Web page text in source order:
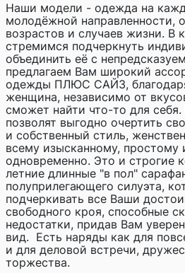
Наши модели - одежда на
молодёжной направленности,
возрастов и случаев жизни.
стремимся подчеркнуть
объединить её с
предлагаем Вам широкий
одежды ПЛЮС САЙЗ,
женщина, независимо от
сможет найти что-то для
позволят выгодно очертить
и собственный стиль,
всему изысканному, простому
одновременно. Это и строгие
летние длинные "в пол"
полуприлегающего силуэта,
подчеркивать все Ваши
свободного кроя, способные
недостатки, придав Вам
вид. Есть наряды как для
и для деловой встречи,
торжества.